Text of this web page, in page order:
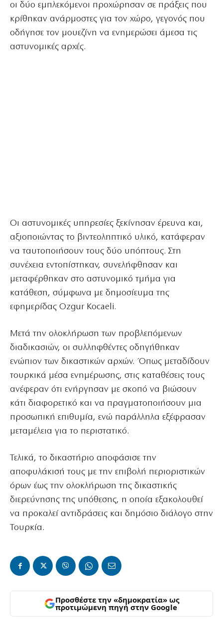
οι δύο εμπλεκόμενοι προχώρησαν σε πράξεις που
κρίθηκαν ανάρμοστες για τον χώρο, γεγονός που
οδήγησε τον μουεζίνη να ενημερώσει άμεσα τις
αστυνομικές αρχές.
Οι αστυνομικές υπηρεσίες ξεκίνησαν έρευνα και,
αξιοποιώντας το βιντεοληπτικό υλικό, κατάφεραν
να ταυτοποιήσουν τους δύο υπόπτους. Στη
συνέχεια εντοπίστηκαν, συνελήφθησαν και
μεταφέρθηκαν στο αστυνομικό τμήμα για
κατάθεση, σύμφωνα με δημοσίευμα της
εφημερίδας Ozgur Kocaeli.
Μετά την ολοκλήρωση των προβλεπόμενων
διαδικασιών, οι συλληφθέντες οδηγήθηκαν
ενώπιον των δικαστικών αρχών. Όπως μεταδίδουν
τουρκικά μέσα ενημέρωσης, στις καταθέσεις τους
ανέφεραν ότι ενήργησαν με σκοπό να βιώσουν
κάτι διαφορετικό και να πραγματοποιήσουν μια
προσωπική επιθυμία, ενώ παράλληλα εξέφρασαν
μεταμέλεια για το περιστατικό.
Τελικά, το δικαστήριο αποφάσισε την
αποφυλάκισή τους με την επιβολή περιοριστικών
όρων έως την ολοκλήρωση της δικαστικής
διερεύνησης της υπόθεσης, η οποία εξακολουθεί
να προκαλεί αντιδράσεις και δημόσιο διάλογο στην
Τουρκία.
Προσθέστε την «δημοκρατία» ως
προτιμώμενη πηγή στην Google